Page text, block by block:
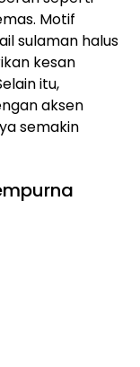
Motif
sulaman halus
kesan
itu,
aksen
semakin